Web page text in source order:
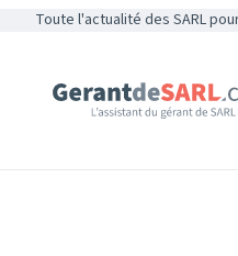
Toute l'actualité des SARL